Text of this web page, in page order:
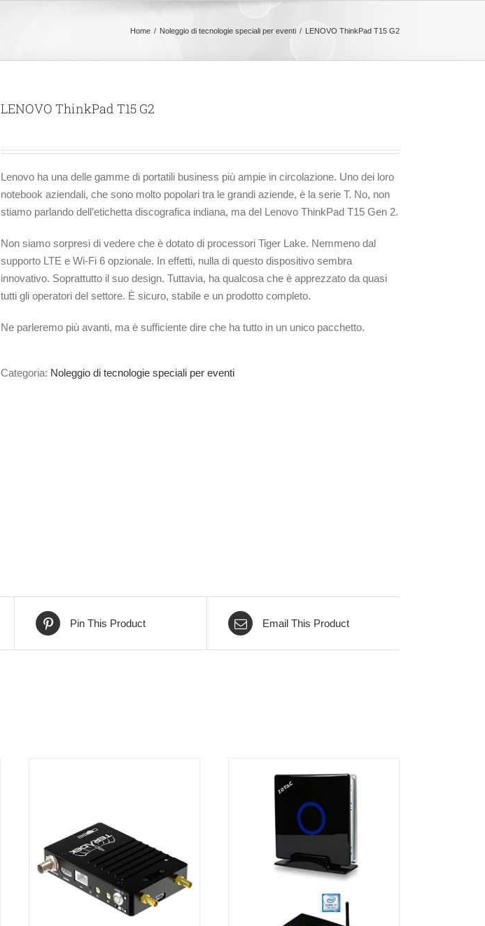
Home Noleggio di tecnologie speciali per eventi LENOVO ThinkPad T15 G2
LENOVO ThinkPad T15 G2
Lenovo ha una delle gamme di portatili business più ampie in circolazione. Uno dei loro
notebook aziendali, che sono molto popolari tra le grandi aziende, è la serie T. No, non
stiamo parlando dell’etichetta discografica indiana, ma del Lenovo ThinkPad T15 Gen 2.
Non siamo sorpresi di vedere che è dotato di processori Tiger Lake. Nemmeno dal
supporto LTE e Wi-Fi 6 opzionale. In effetti, nulla di questo dispositivo sembra
innovativo. Soprattutto il suo design. Tuttavia, ha qualcosa che è apprezzato da quasi
tutti gli operatori del settore. È sicuro, stabile e un prodotto completo.
Ne parleremo più avanti, ma è sufficiente dire che ha tutto in un unico pacchetto.
Categoria: Noleggio di tecnologie speciali per eventi
Pin This Product Email This Product